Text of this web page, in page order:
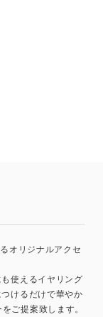
オリジナルアクセ
使えるイヤリング
けるだけで華やか
ご提案致します。